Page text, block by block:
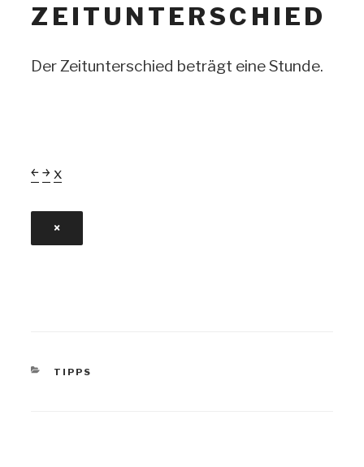
ZEITUNTERSCHIED
Der Zeitunterschied beträgt eine Stunde.
￩￫x
×
CATEGORIES
TIPPS